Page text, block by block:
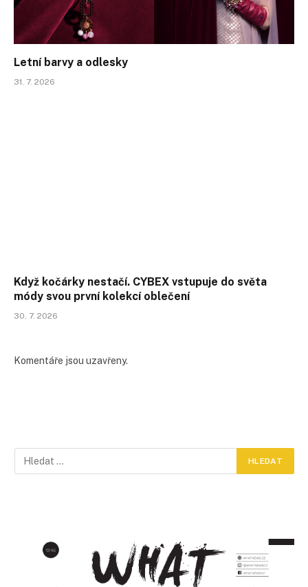
Letní barvy a odlesky
31. 7. 2026
Když kočárky nestačí. CYBEX vstupuje do světa
módy svou první kolekcí oblečení
30. 7. 2026
Komentáře jsou uzavřeny.